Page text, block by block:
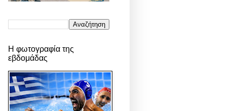
Η φωτογραφία της
εβδομάδας